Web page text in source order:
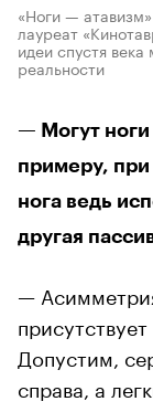
«Ноги —
лауреат
идеи спустя
реальности
— Могут
примеру, при
нога ведь
другая
—
Допустим,
справа, а